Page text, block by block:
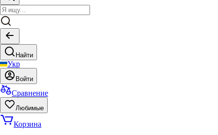
Найти
Укр
Войти
Сравнение
Любимые
Корзина